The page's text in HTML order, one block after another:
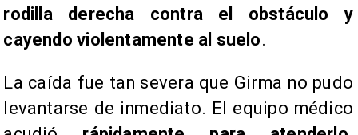
rodilla derecha contra el obstáculo y
cayendo violentamente al suelo.
La caída fue tan severa que Girma no pudo
levantarse de inmediato. El equipo médico